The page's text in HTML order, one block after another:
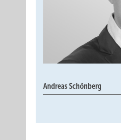
Andreas Schönberg